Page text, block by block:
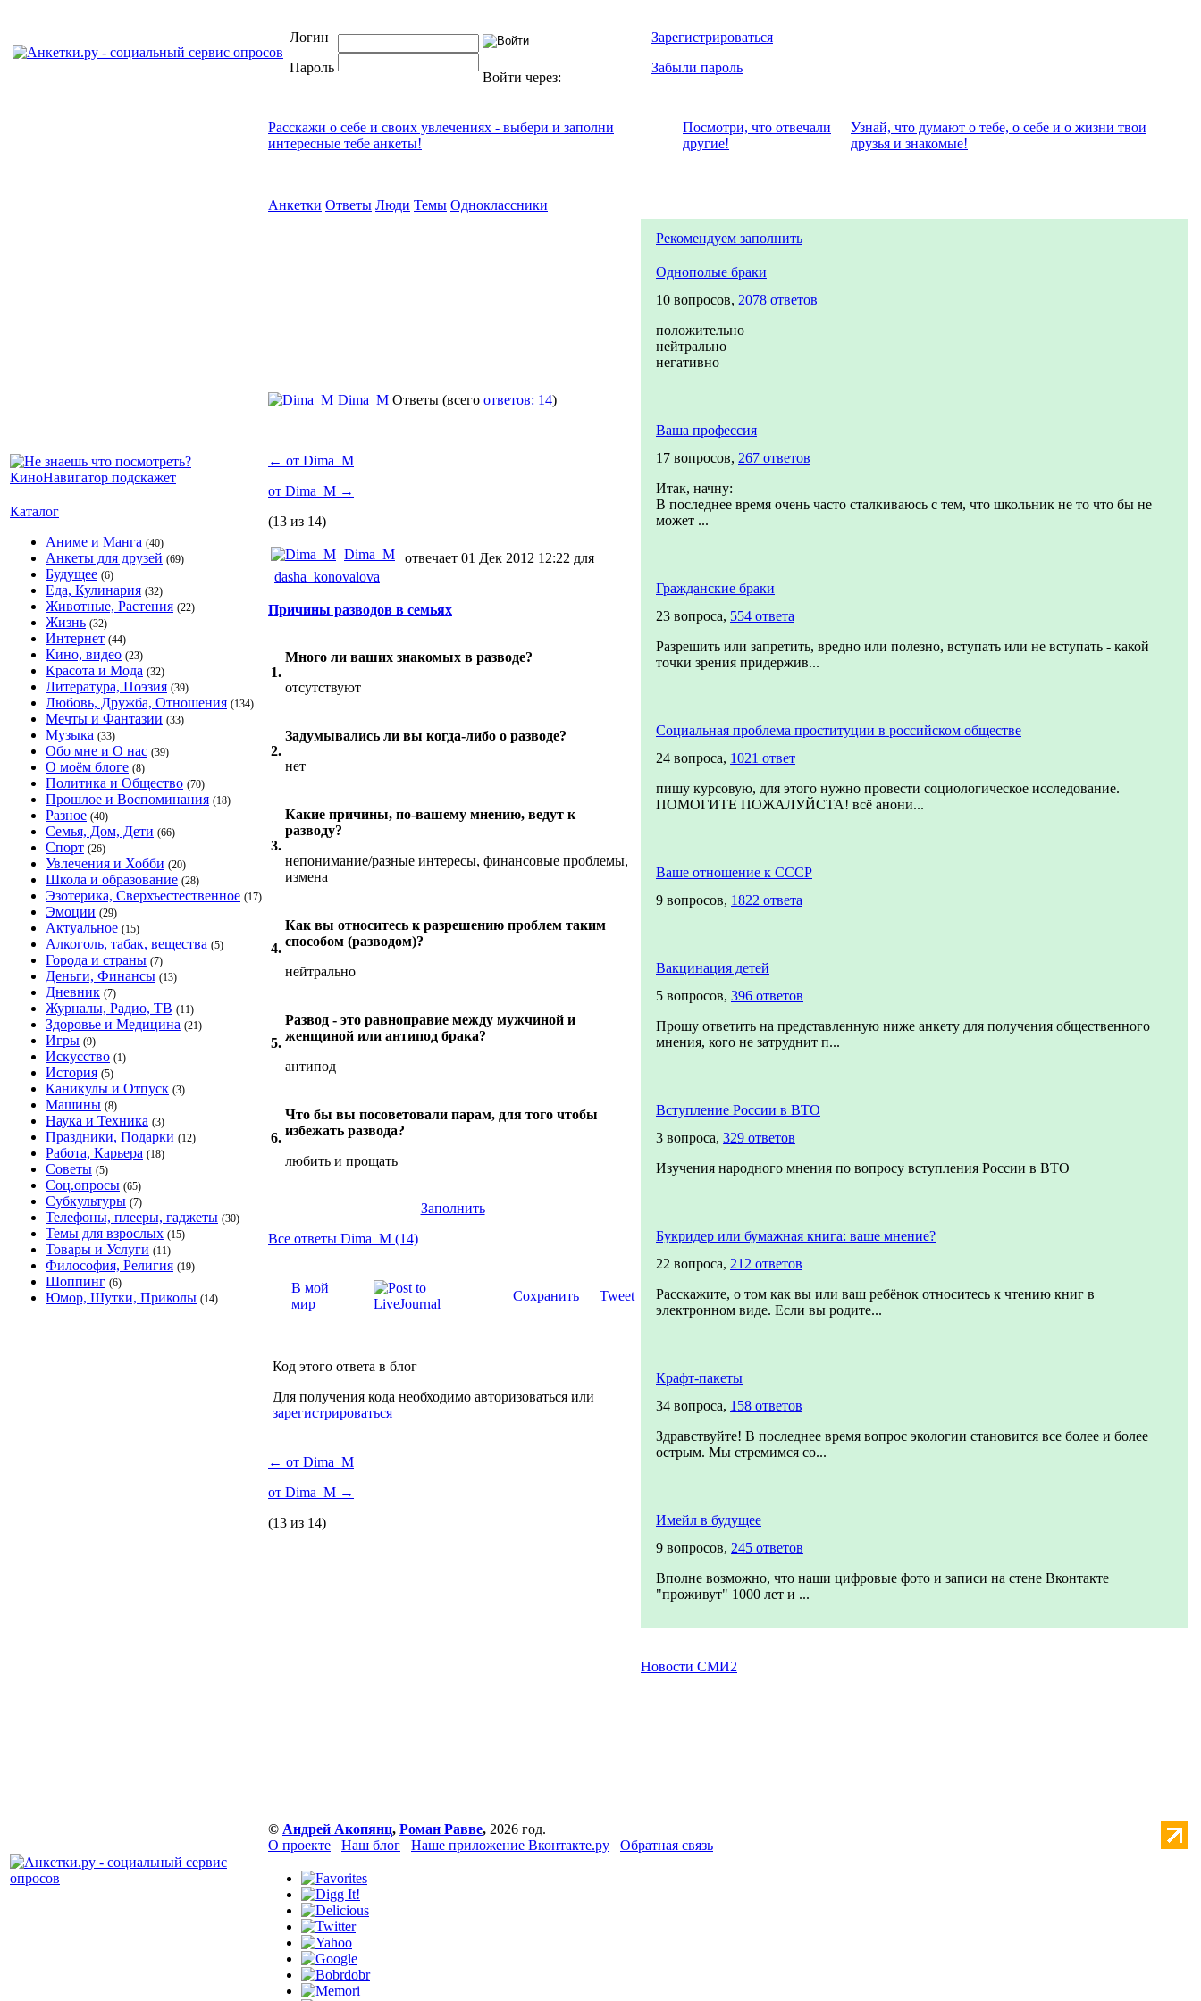
Логин
Пароль
Войти через:
Зарегистрироваться
Забыли пароль
Каталог
Аниме и Манга (40)
Анкеты для друзей (69)
Будущее (6)
Еда, Кулинария (32)
Животные, Растения (22)
Жизнь (32)
Интернет (44)
Кино, видео (23)
Красота и Мода (32)
Литература, Поэзия (39)
Любовь, Дружба, Отношения (134)
Мечты и Фантазии (33)
Музыка (33)
Обо мне и О нас (39)
О моём блоге (8)
Политика и Общество (70)
Прошлое и Воспоминания (18)
Разное (40)
Семья, Дом, Дети (66)
Спорт (26)
Увлечения и Хобби (20)
Школа и образование (28)
Эзотерика, Сверхъестественное (17)
Эмоции (29)
Актуальное (15)
Алкоголь, табак, вещества (5)
Города и страны (7)
Деньги, Финансы (13)
Дневник (7)
Журналы, Радио, ТВ (11)
Здоровье и Медицина (21)
Игры (9)
Искусство (1)
История (5)
Каникулы и Отпуск (3)
Машины (8)
Наука и Техника (3)
Праздники, Подарки (12)
Работа, Карьера (18)
Советы (5)
Соц.опросы (65)
Субкультуры (7)
Телефоны, плееры, гаджеты (30)
Темы для взрослых (15)
Товары и Услуги (11)
Философия, Религия (19)
Шоппинг (6)
Юмор, Шутки, Приколы (14)
Расскажи о себе и своих увлечениях - выбери и заполни
интересные тебе анкеты!
Посмотри, что отвeчали
другие!
Узнай, что думают о тебе, о себе и о жизни твои
друзья и знакомые!
Анкетки Ответы Люди Темы Одноклассники
Dima_M Ответы (всего ответов: 14)
← от Dima_M
от Dima_M →
(13 из 14)
Dima_M
отвечает 01 Дек 2012 12:22 для
dasha_konovalova
Причины разводов в семьях
1.
Много ли ваших знакомых в разводе?
отсутствуют
2.
Задумывались ли вы когда-либо о разводе?
нет
3.
Какие причины, по-вашему мнению, ведут к
разводу?
непонимание/разные интересы, финансовые проблемы,
измена
4.
Как вы относитесь к разрешению проблем таким
способом (разводом)?
нейтрально
5.
Развод - это равноправие между мужчиной и
женщиной или антипод брака?
антипод
6.
Что бы вы посоветовали парам, для того чтобы
избежать развода?
любить и прощать
Заполнить
Все ответы Dima_M (14)
В мой
мир
Сохранить Tweet
Код этого ответа в блог
Для получения кода необходимо авторизоваться или
зарегистрироваться
← от Dima_M
от Dima_M →
(13 из 14)
Рекомендуем заполнить
Однополые браки
10 вопросов, 2078 ответов
положительно
нейтрально
негативно
Ваша профессия
17 вопросов, 267 ответов
Итак, начну:
В последнее время очень часто сталкиваюсь с тем, что школьник не то что бы не
может ...
Гражданские браки
23 вопроса, 554 ответа
Разрешить или запретить, вредно или полезно, вступать или не вступать - какой
точки зрения придержив...
Социальная проблема проституции в российском обществе
24 вопроса, 1021 ответ
пишу курсовую, для этого нужно провести социологическое исследование.
ПОМОГИТЕ ПОЖАЛУЙСТА! всё анони...
Ваше отношение к СССР
9 вопросов, 1822 ответа
Вакцинация детей
5 вопросов, 396 ответов
Прошу ответить на представленную ниже анкету для получения общественного
мнения, кого не затруднит п...
Вступление России в ВТО
3 вопроса, 329 ответов
Изучения народного мнения по вопросу вступления России в ВТО
Букридер или бумажная книга: ваше мнение?
22 вопроса, 212 ответов
Расскажите, о том как вы или ваш ребёнок относитесь к чтению книг в
электронном виде. Если вы родите...
Крафт-пакеты
34 вопроса, 158 ответов
Здравствуйте! В последнее время вопрос экологии становится все более и более
острым. Мы стремимся со...
Имейл в будущее
9 вопросов, 245 ответов
Вполне возможно, что наши цифровые фото и записи на стене Вконтакте
"проживут" 1000 лет и ...
Новости СМИ2
© Андрей Акопянц, Роман Равве, 2026 год.
О проекте
Наш блог Наше приложение Вконтакте.ру Обратная связь